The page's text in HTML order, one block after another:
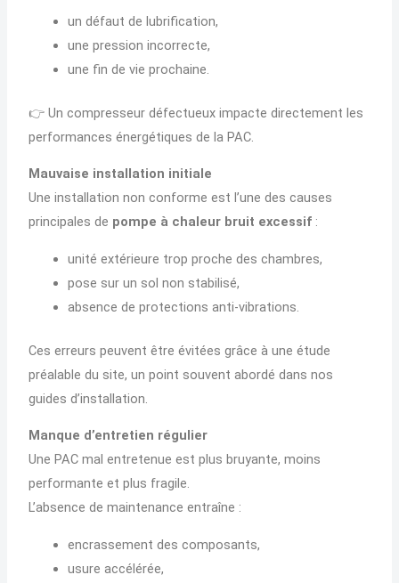
un défaut de lubrification,
une pression incorrecte,
une fin de vie prochaine.
👉 Un compresseur défectueux impacte directement les
performances énergétiques de la PAC.
Mauvaise installation initiale
Une installation non conforme est l’une des causes
principales de pompe à chaleur bruit excessif :
unité extérieure trop proche des chambres,
pose sur un sol non stabilisé,
absence de protections anti-vibrations.
Ces erreurs peuvent être évitées grâce à une étude
préalable du site, un point souvent abordé dans nos
guides d’installation.
Manque d’entretien régulier
Une PAC mal entretenue est plus bruyante, moins
performante et plus fragile.
L’absence de maintenance entraîne :
encrassement des composants,
usure accélérée,